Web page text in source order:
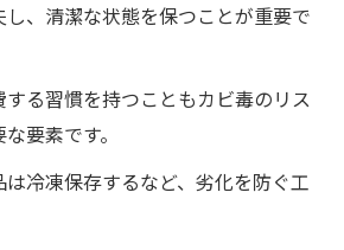
、清潔な状態を保つことが重要で
る習慣を持つこともカビ毒のリス
要素です。
冷凍保存するなど、劣化を防ぐ工